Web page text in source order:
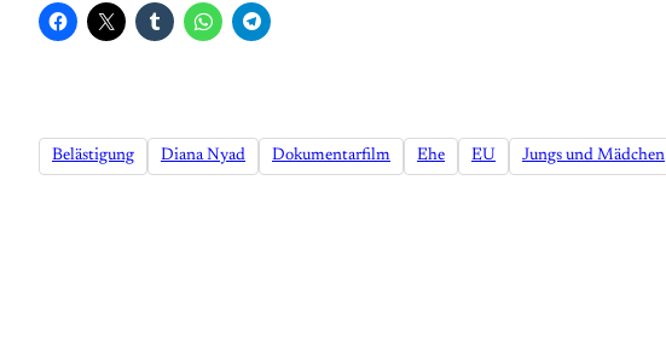
Belästigung Diana Nyad Dokumentarfilm Ehe EU Jungs und Mädchen